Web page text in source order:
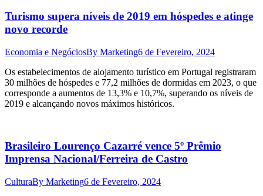
Turismo supera níveis de 2019 em hóspedes e atinge
novo recorde
Economia e NegóciosBy Marketing6 de Fevereiro, 2024
Os estabelecimentos de alojamento turístico em Portugal registraram
30 milhões de hóspedes e 77,2 milhões de dormidas em 2023, o que
corresponde a aumentos de 13,3% e 10,7%, superando os níveis de
2019 e alcançando novos máximos históricos.
Brasileiro Lourenço Cazarré vence 5º Prêmio
Imprensa Nacional/Ferreira de Castro
CulturaBy Marketing6 de Fevereiro, 2024